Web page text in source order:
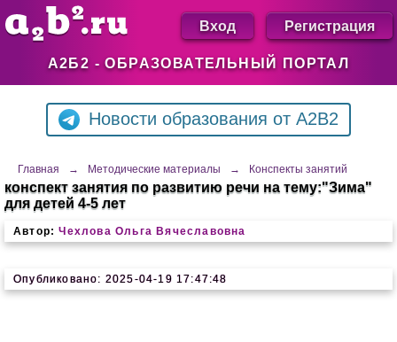
А2Б2 - ОБРАЗОВАТЕЛЬНЫЙ ПОРТАЛ
Вход Регистрация
Новости образования от A2B2
Главная → Методические материалы → Конспекты занятий
конспект занятия по развитию речи на тему:"Зима"
для детей 4-5 лет
Автор: Чехлова Ольга Вячеславовна
Опубликовано: 2025-04-19 17:47:48